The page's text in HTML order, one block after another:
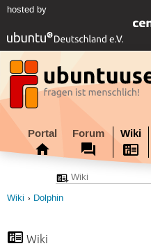
hosted by
Portal Forum Wiki
Wiki Dolphin
Wiki